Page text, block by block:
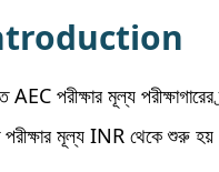
AEC পরীক্ষার মূল্য
মূল্য INR থেকে শুরু হয়